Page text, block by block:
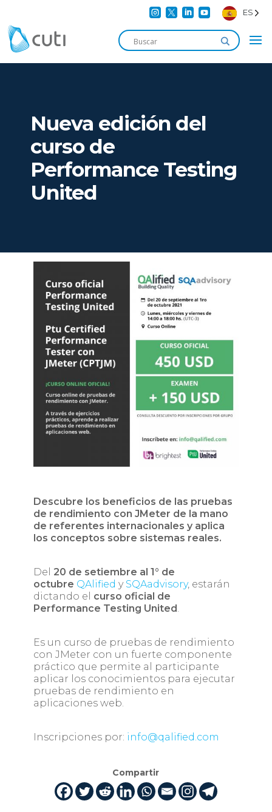
    ES
Nueva edición del
curso de
Performance Testing
United
Descubre los beneficios de las pruebas
de rendimiento con JMeter de la mano
de referentes internacionales y aplica
los conceptos sobre sistemas reales.
Del 20 de setiembre al 1° de
octubre QAlified y SQAadvisory, estarán
dictando el curso oficial de
Performance Testing United .
Es un curso de pruebas de rendimiento
con JMeter con un fuerte componente
práctico que permite al participante
aplicar los conocimientos para ejecutar
pruebas de rendimiento en
aplicaciones web.
Inscripciones por: info@qalified.com
Compartir